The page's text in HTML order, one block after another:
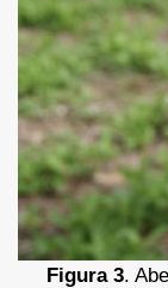
Figura 3.